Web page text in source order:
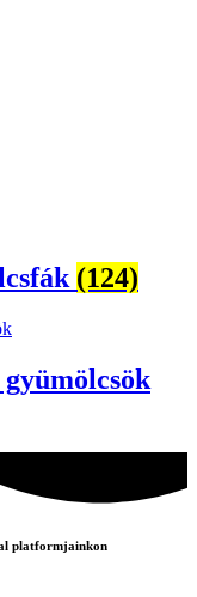
(124)
gyümölcsök
platformjainkon